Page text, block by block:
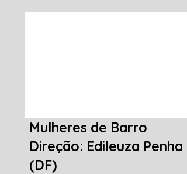
Mulheres de Barro
Direção: Edileuza Penha
(DF)